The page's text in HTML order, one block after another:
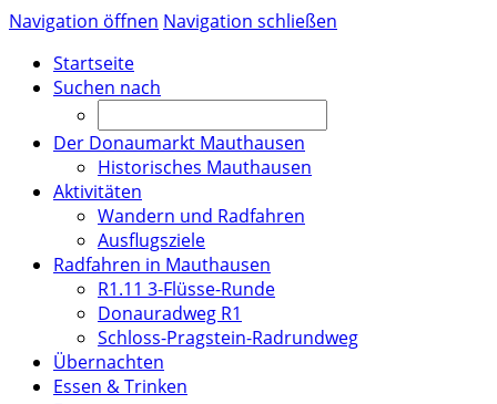
Navigation öffnen Navigation schließen
Startseite
Suchen nach
Der Donaumarkt Mauthausen
Historisches Mauthausen
Aktivitäten
Wandern und Radfahren
Ausflugsziele
Radfahren in Mauthausen
R1.11 3-Flüsse-Runde
Donauradweg R1
Schloss-Pragstein-Radrundweg
Übernachten
Essen & Trinken